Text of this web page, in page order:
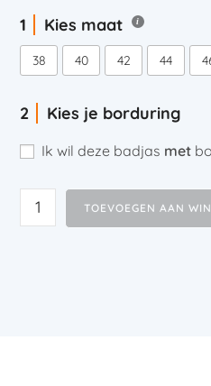
Kies maat
38 40 42 44
Kies je borduring
Ik wil deze badjas met
TOEVOEGEN AAN